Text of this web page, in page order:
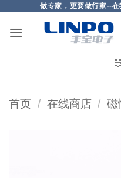
做专家，更要做行家--
首页 / 在线商店 / 磁